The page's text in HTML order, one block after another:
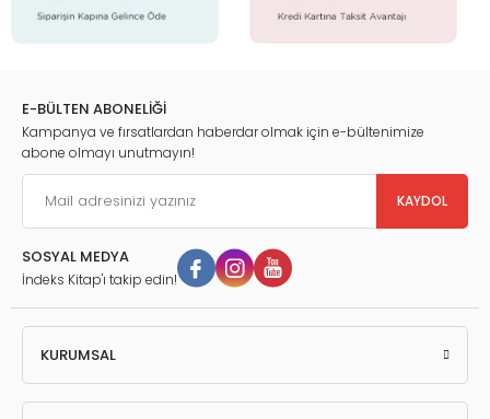
E-BÜLTEN ABONELİĞİ
Kampanya ve fırsatlardan haberdar olmak için e-bültenimize
abone olmayı unutmayın!
KAYDOL
SOSYAL MEDYA
İndeks Kitap'ı takip edin!
KURUMSAL